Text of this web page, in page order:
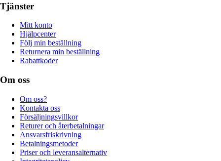
Tjänster
Mitt konto
Hjälpcenter
Följ min beställning
Returnera min beställning
Rabattkoder
Om oss
Om oss?
Kontakta oss
Försäljningsvillkor
Returer och återbetalningar
Ansvarsfriskrivning
Betalningsmetoder
Priser och leveransalternativ